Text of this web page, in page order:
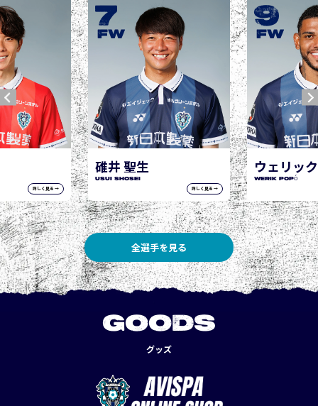
詳しく見る →
ウェリック ポポ
WERIK POPÓ
詳しく見る →
9
FW
城後 寿
JOGO Hisashi
10
FW
全選手を見る
GOODS
グッズ